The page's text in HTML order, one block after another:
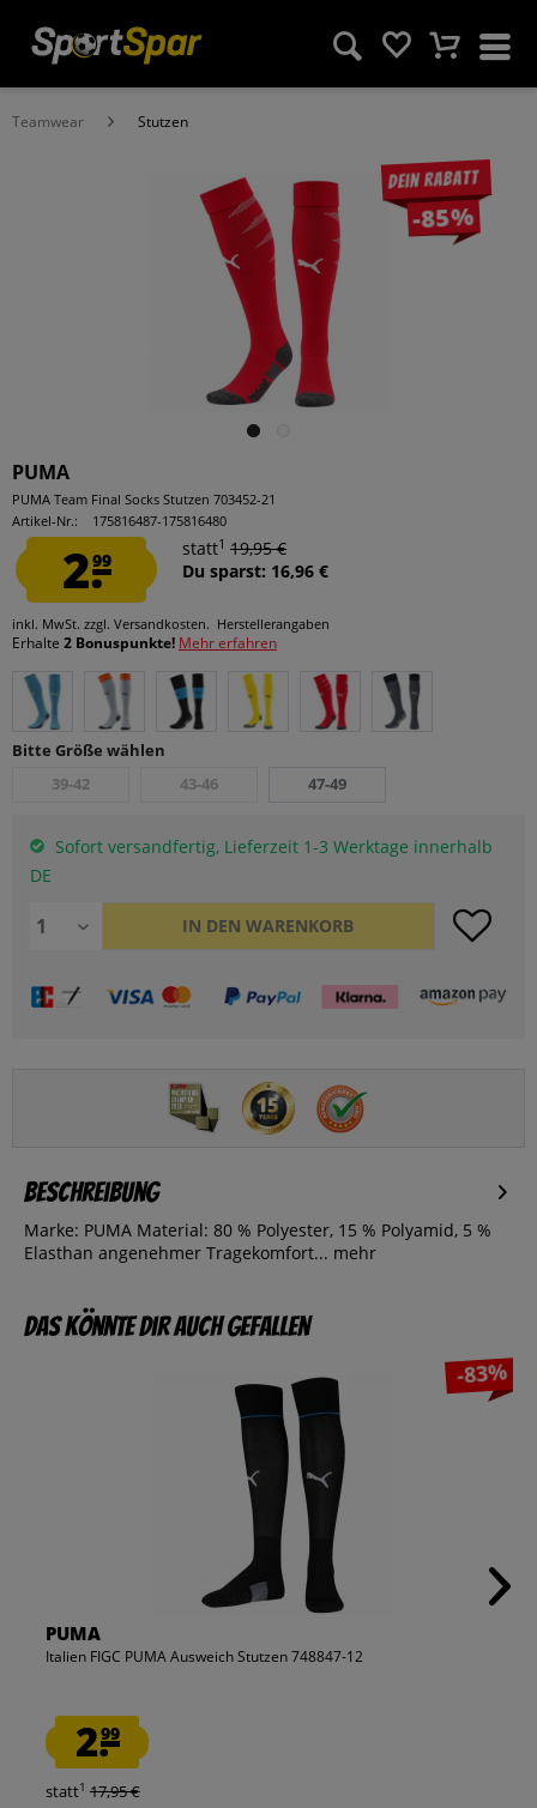
Teamwear Stutzen
Dein Rabatt
-85%
PUMA
PUMA Team Final Socks Stutzen 703452-21
Artikel-Nr.:
175816487-175816480
2.99
statt1 19,95 €
Du sparst: 16,96 €
inkl. MwSt. zzgl. Versandkosten. Herstellerangaben
Erhalte 2 Bonuspunkte! Mehr erfahren
Bitte Größe wählen
39-42
43-46 47-49
Sofort versandfertig, Lieferzeit 1-3 Werktage innerhalb
DE
IN DEN WARENKORB
Beschreibung
Marke: PUMA Material: 80 % Polyester, 15 % Polyamid, 5 %
Elasthan angenehmer Tragekomfort... mehr
Das könnte dir auch gefallen
-83%
PUMA
Italien FIGC PUMA Ausweich Stutzen 748847-12
2.99
statt1 17,95 €